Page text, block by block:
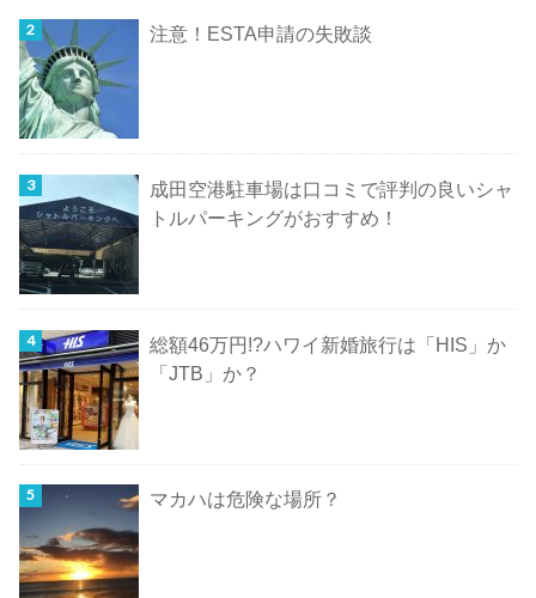
注意！ESTA申請の失敗談
成田空港駐車場は口コミで評判の良いシャ
トルパーキングがおすすめ！
総額46万円!?ハワイ新婚旅行は「HIS」か
「JTB」か？
マカハは危険な場所？